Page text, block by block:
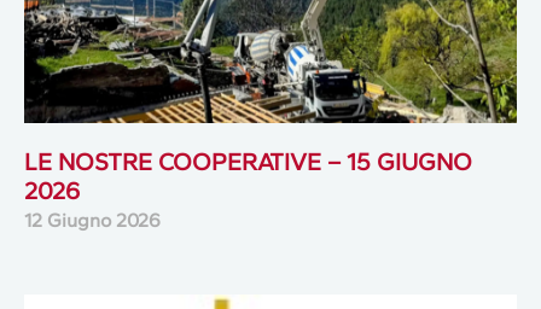
LE NOSTRE COOPERATIVE – 15 GIUGNO
2026
12 Giugno 2026